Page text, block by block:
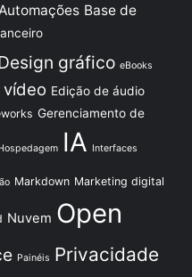
Automações Base de
gráfico eBooks
vídeo Edição de áudio
Gerenciamento de
IA Interfaces
Markdown Marketing digital
Nuvem Open
Painéis Privacidade